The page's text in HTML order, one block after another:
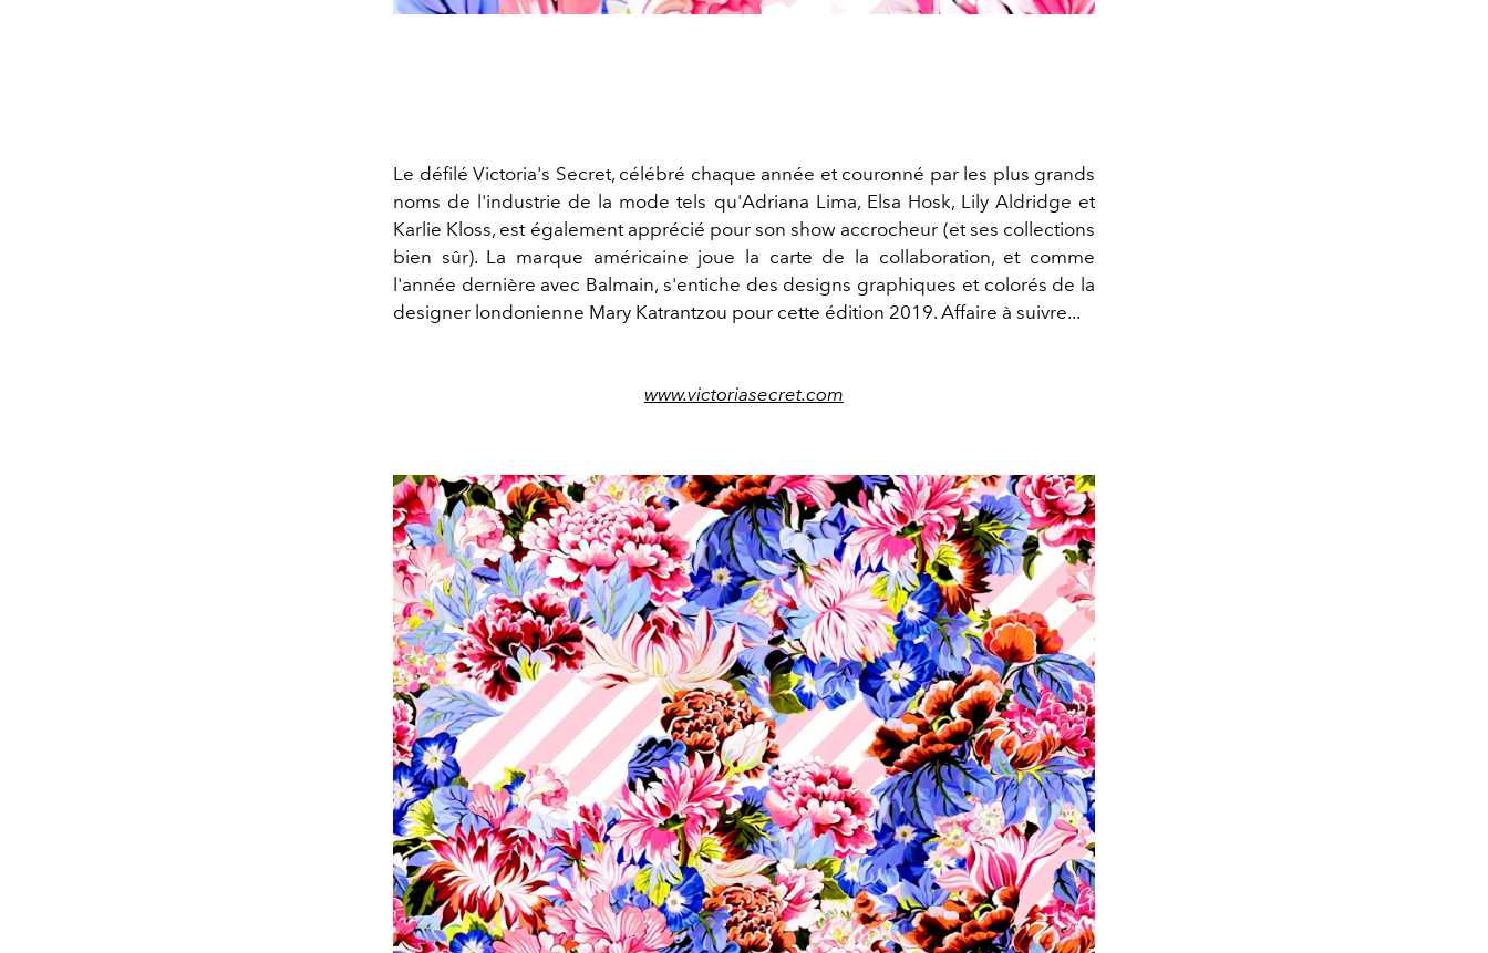
Le défilé Victoria's Secret, célébré chaque année et couronné par les plus grands
noms de l'industrie de la mode tels qu'Adriana Lima, Elsa Hosk, Lily Aldridge et
Karlie Kloss, est également apprécié pour son show accrocheur (et ses collections
bien sûr). La marque américaine joue la carte de la collaboration, et comme
l'année dernière avec Balmain, s'entiche des designs graphiques et colorés de la
designer londonienne Mary Katrantzou pour cette édition 2019. Affaire à suivre...
www.victoriasecret.com